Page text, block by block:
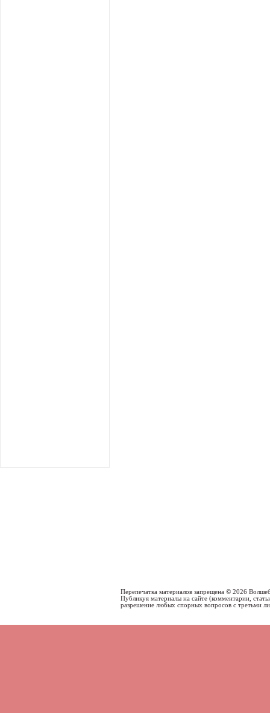
Перепечатка материалов запрещена © 2026
Публикуя материалы на сайте (комментарии,
разрешение любых спорных вопросов с третьми